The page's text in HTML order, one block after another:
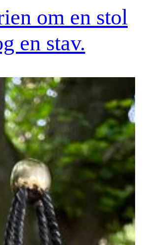
om en stol
en stav.